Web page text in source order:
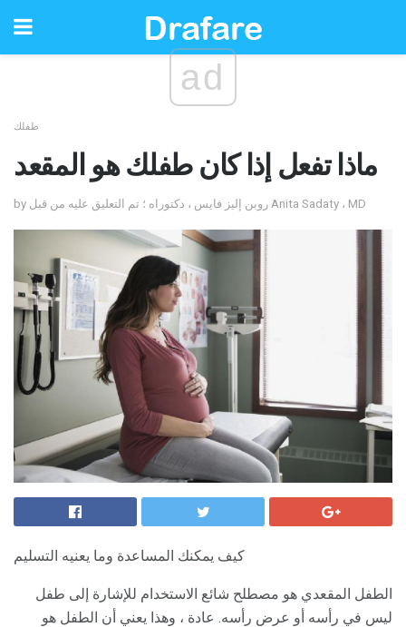
ad
طفلك
ماذا تفعل إذا كان طفلك هو المقعد
by روبن إليز فايس ، دكتوراه ؛ تم التعليق عليه من قبل Anita Sadaty ، MD
كيف يمكنك المساعدة وما يعنيه التسليم
الطفل المقعدي هو مصطلح شائع الاستخدام للإشارة إلى طفل
ليس في رأسه أو عرض رأسه. عادة ، وهذا يعني أن الطفل هو